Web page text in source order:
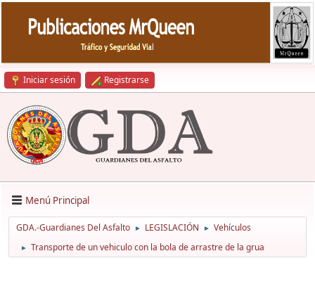
Iniciar sesión Registrarse
Menú Principal
GDA.-Guardianes Del Asfalto ► LEGISLACIÓN ► Vehículos
► Transporte de un vehiculo con la bola de arrastre de la grua